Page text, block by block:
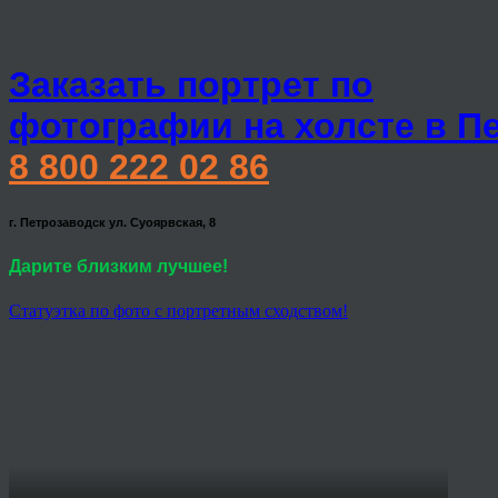
Заказать портрет по
фотографии на холсте в
8 800 222 02 86
г. Петрозаводск ул. Суоярвская, 8
Дарите близким лучшее!
Статуэтка по фото с портретным сходством!